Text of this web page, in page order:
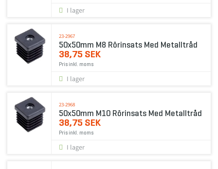
I lager
23-2967
50x50mm M8 Rörinsats Med Metalltråd
38,75 SEK
Pris inkl. moms
I lager
23-2968
50x50mm M10 Rörinsats Med Metalltråd
38,75 SEK
Pris inkl. moms
I lager